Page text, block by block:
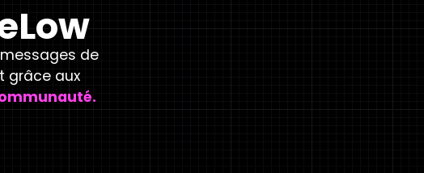
de
grâce aux